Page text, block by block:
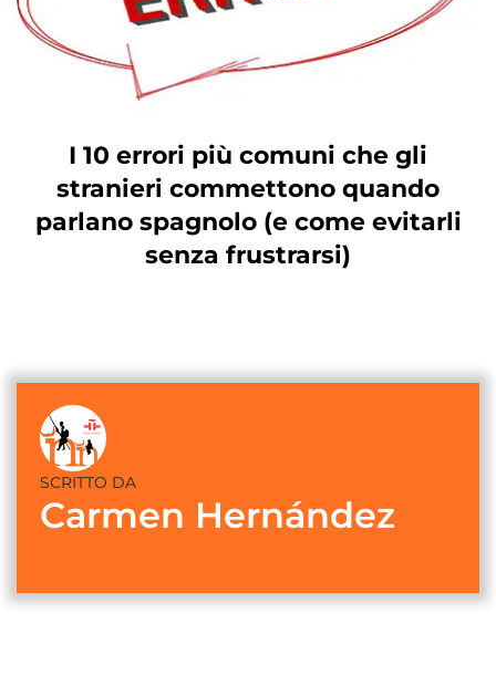
I 10 errori più comuni che gli
stranieri commettono quando
parlano spagnolo (e come evitarli
senza frustrarsi)
SCRITTO DA
Carmen Hernández